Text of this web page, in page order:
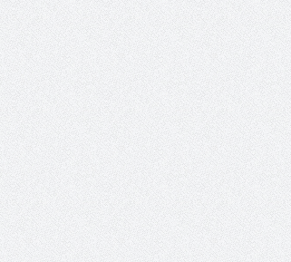
26 meses consecutivos de
crecimiento de la recaudación
tributaria